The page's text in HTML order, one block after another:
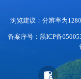
浏览建议：分辨率为
备案序号：黑ICP备